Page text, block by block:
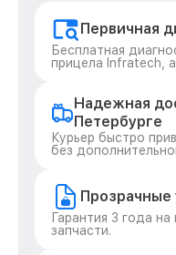
Первичная
Бесплатная
прицела Infratech,
Надежная
Петербурге
Курьер быстро
без
Прозрачные
Гарантия 3 года
запчасти.